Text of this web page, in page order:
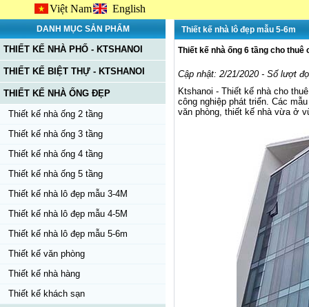
Việt Nam English
DANH MỤC SẢN PHẨM
THIẾT KẾ NHÀ PHỐ - KTSHANOI
THIẾT KẾ BIỆT THỰ - KTSHANOI
THIẾT KẾ NHÀ ỐNG ĐẸP
Thiết kế nhà ống 2 tầng
Thiết kế nhà ống 3 tầng
Thiết kế nhà ống 4 tầng
Thiết kế nhà ống 5 tầng
Thiết kế nhà lô đẹp mẫu 3-4M
Thiết kế nhà lô đẹp mẫu 4-5M
Thiết kế nhà lô đẹp mẫu 5-6m
Thiết kế văn phòng
Thiết kế nhà hàng
Thiết kế khách sạn
Thiết kế nhà lô đẹp mẫu 5-6m
Thiết kế nhà ống 6 tầng cho thuê
Cập nhật: 2/21/2020 - Số lượt
Ktshanoi - Thiết kế nhà cho
công nghiệp phát triển. Các
văn phòng, thiết kế nhà vừa ở